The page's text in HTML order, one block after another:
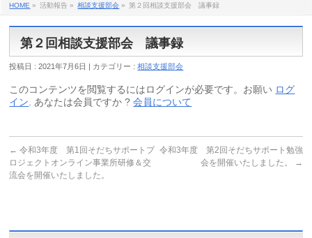
HOME » 活動報告 » 相談支援部会 » 第２回相談支援部会 議事録
第２回相談支援部会 議事録
投稿日 : 2021年7月6日 | カテゴリー :相談支援部会
このコンテンツを閲覧するにはログインが必要です。お願い ログ
イン . あなたは会員ですか ?会員について
← 令和3年度 第1回そだちサポートプ
ロジェクトオンライン事業所研修＆交
流会を開催いたしました。
令和3年度 第2回そだちサポート勉強
会を開催いたしました。
→